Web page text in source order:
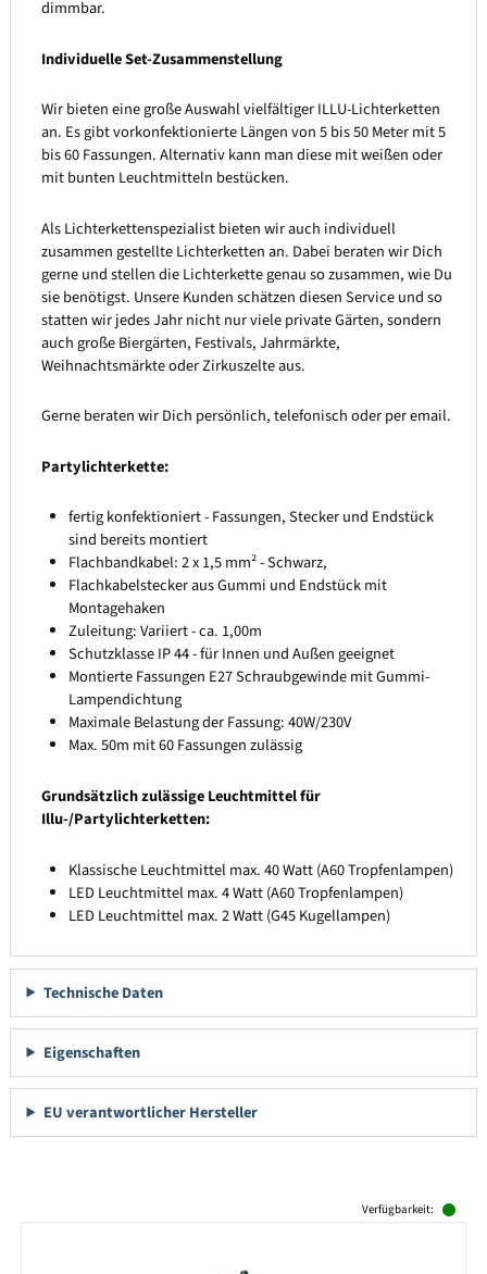
dimmbar.
Individuelle Set-Zusammenstellung
Wir bieten eine große Auswahl vielfältiger ILLU-Lichterketten
an. Es gibt vorkonfektionierte Längen von 5 bis 50 Meter mit 5
bis 60 Fassungen. Alternativ kann man diese mit weißen oder
mit bunten Leuchtmitteln bestücken.
Als Lichterkettenspezialist bieten wir auch individuell
zusammen gestellte Lichterketten an. Dabei beraten wir Dich
gerne und stellen die Lichterkette genau so zusammen, wie Du
sie benötigst. Unsere Kunden schätzen diesen Service und so
statten wir jedes Jahr nicht nur viele private Gärten, sondern
auch große Biergärten, Festivals, Jahrmärkte,
Weihnachtsmärkte oder Zirkuszelte aus.
Gerne beraten wir Dich persönlich, telefonisch oder per email.
Partylichterkette:
fertig konfektioniert - Fassungen, Stecker und Endstück
sind bereits montiert
Flachbandkabel: 2 x 1,5 mm² - Schwarz,
Flachkabelstecker aus Gummi und Endstück mit
Montagehaken
Zuleitung: Variiert - ca. 1,00m
Schutzklasse IP 44 - für Innen und Außen geeignet
Montierte Fassungen E27 Schraubgewinde mit Gummi-
Lampendichtung
Maximale Belastung der Fassung: 40W/230V
Max. 50m mit 60 Fassungen zulässig
Grundsätzlich zulässige Leuchtmittel für
Illu-/Partylichterketten:
Klassische Leuchtmittel max. 40 Watt (A60 Tropfenlampen)
LED Leuchtmittel max. 4 Watt (A60 Tropfenlampen)
LED Leuchtmittel max. 2 Watt (G45 Kugellampen)
Technische Daten
Eigenschaften
EU verantwortlicher Hersteller
Verfügbarkeit: